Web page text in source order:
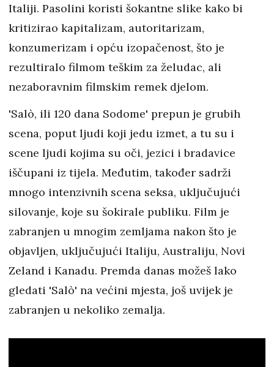
Italiji. Pasolini koristi šokantne slike kako bi
kritizirao kapitalizam, autoritarizam,
konzumerizam i opću izopačenost, što je
rezultiralo filmom teškim za želudac, ali
nezaboravnim filmskim remek djelom.
'Salò, ili 120 dana Sodome' prepun je grubih
scena, poput ljudi koji jedu izmet, a tu su i
scene ljudi kojima su oči, jezici i bradavice
iščupani iz tijela. Međutim, također sadrži
mnogo intenzivnih scena seksa, uključujući
silovanje, koje su šokirale publiku. Film je
zabranjen u mnogim zemljama nakon što je
objavljen, uključujući Italiju, Australiju, Novi
Zeland i Kanadu. Premda danas možeš lako
gledati 'Salò' na većini mjesta, još uvijek je
zabranjen u nekoliko zemalja.